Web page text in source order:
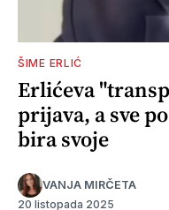
ŠIME ERLIĆ
Erlićeva
prijava, a sve
bira svoje
VANJA MIRČETA
20 listopada 2025